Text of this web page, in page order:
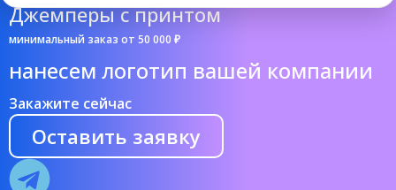
Джемперы с принтом
минимальный заказ от 50 000 ₽
нанесем логотип вашей компании
Закажите сейчас
Оставить заявку